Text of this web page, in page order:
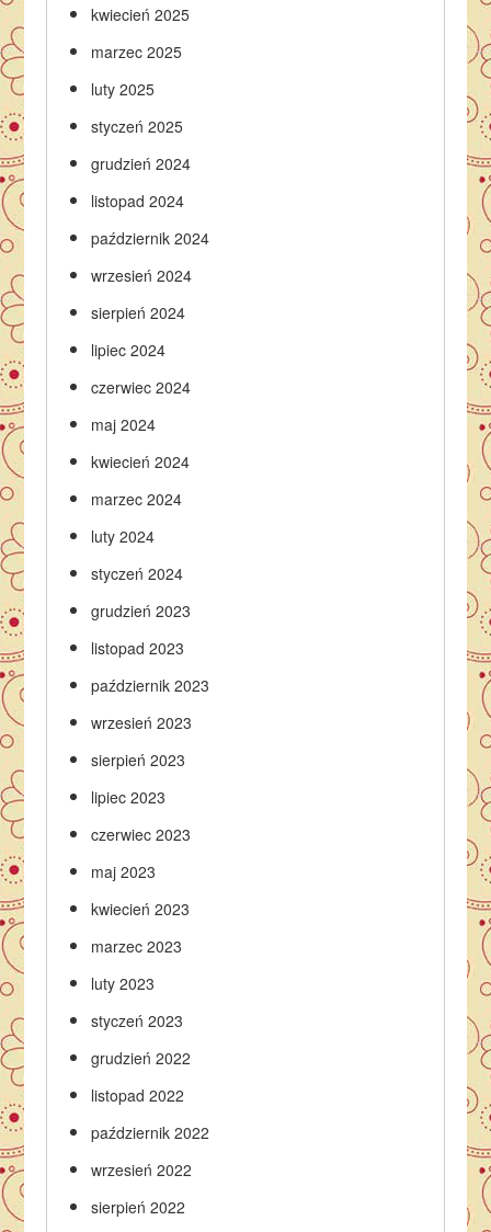
kwiecień 2025
marzec 2025
luty 2025
styczeń 2025
grudzień 2024
listopad 2024
październik 2024
wrzesień 2024
sierpień 2024
lipiec 2024
czerwiec 2024
maj 2024
kwiecień 2024
marzec 2024
luty 2024
styczeń 2024
grudzień 2023
listopad 2023
październik 2023
wrzesień 2023
sierpień 2023
lipiec 2023
czerwiec 2023
maj 2023
kwiecień 2023
marzec 2023
luty 2023
styczeń 2023
grudzień 2022
listopad 2022
październik 2022
wrzesień 2022
sierpień 2022